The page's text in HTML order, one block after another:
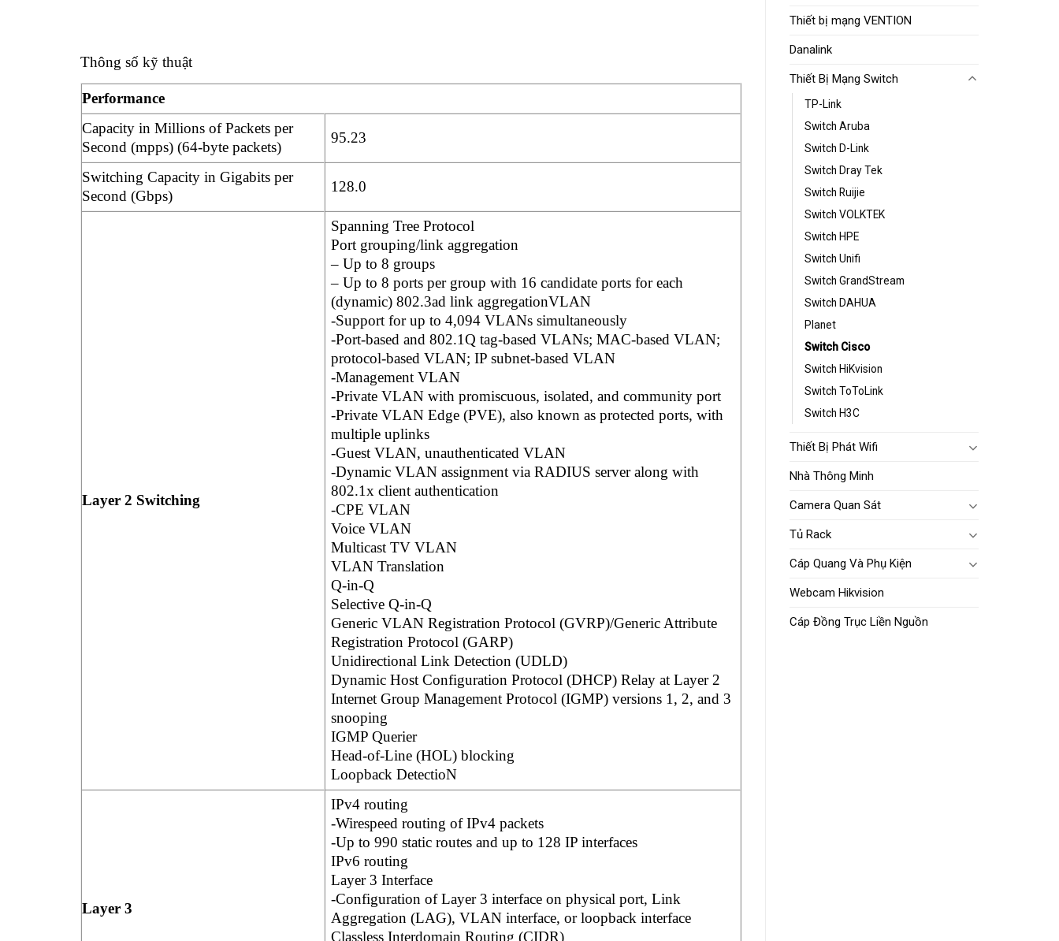
Thiết bị mạng VENTION
Danalink
Thiết Bị Mạng Switch
TP-Link
Switch Aruba
Switch D-Link
Switch Dray Tek
Switch Ruijie
Switch VOLKTEK
Switch HPE
Switch Unifi
Switch GrandStream
Switch DAHUA
Planet
Switch Cisco
Switch HiKvision
Switch ToToLink
Switch H3C
Thiết Bị Phát Wifi
Nhà Thông Minh
Camera Quan Sát
Tủ Rack
Cáp Quang Và Phụ Kiện
Webcam Hikvision
Cáp Đồng Trục Liền Nguồn
Thông số kỹ thuật
Performance
Capacity in Millions of Packets per
Second (mpps) (64-byte packets)
95.23
Switching Capacity in Gigabits per
Second (Gbps)
128.0
Layer 2 Switching
Spanning Tree Protocol
Port grouping/link aggregation
– Up to 8 groups
– Up to 8 ports per group with 16 candidate ports for each
(dynamic) 802.3ad link aggregation​VLAN
-Support for up to 4,094 VLANs simultaneously
-Port-based and 802.1Q tag-based VLANs; MAC-based VLAN;
protocol-based VLAN; IP subnet-based VLAN
-Management VLAN
-Private VLAN with promiscuous, isolated, and community port
-Private VLAN Edge (PVE), also known as protected ports, with
multiple uplinks
-Guest VLAN, unauthenticated VLAN
-Dynamic VLAN assignment via RADIUS server along with
802.1x client authentication
-CPE VLAN
Voice VLAN
Multicast TV VLAN
VLAN Translation
Q-in-Q
Selective Q-in-Q
Generic VLAN Registration Protocol (GVRP)/Generic Attribute
Registration Protocol (GARP)
Unidirectional Link Detection (UDLD)
Dynamic Host Configuration Protocol (DHCP) Relay at Layer 2
Internet Group Management Protocol (IGMP) versions 1, 2, and 3
snooping
IGMP Querier
Head-of-Line (HOL) blocking
Loopback DetectioN
Layer 3
IPv4 routing
-Wirespeed routing of IPv4 packets
-Up to 990 static routes and up to 128 IP interfaces
IPv6 routing
Layer 3 Interface
-Configuration of Layer 3 interface on physical port, Link
Aggregation (LAG), VLAN interface, or loopback interface
Classless Interdomain Routing (CIDR)